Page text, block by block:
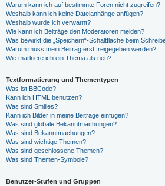
Warum kann ich auf bestimmte Foren nicht zugreifen?
Weshalb kann ich keine Dateianhänge anfügen?
Weshalb wurde ich verwarnt?
Wie kann ich Beiträge den Moderatoren melden?
Was bewirkt die „Speichern“-Schaltfläche beim
Warum muss mein Beitrag erst freigegeben werden?
Wie markiere ich ein Thema als neu?
Textformatierung und Thementypen
Was ist BBCode?
Kann ich HTML benutzen?
Was sind Smilies?
Kann ich Bilder in meine Beiträge einfügen?
Was sind globale Bekanntmachungen?
Was sind Bekanntmachungen?
Was sind wichtige Themen?
Was sind geschlossene Themen?
Was sind Themen-Symbole?
Benutzer-Stufen und Gruppen